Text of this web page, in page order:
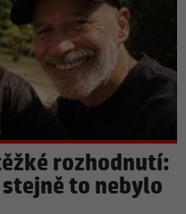
rozhodnutí:
to nebylo